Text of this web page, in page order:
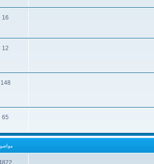
16
12
148
65